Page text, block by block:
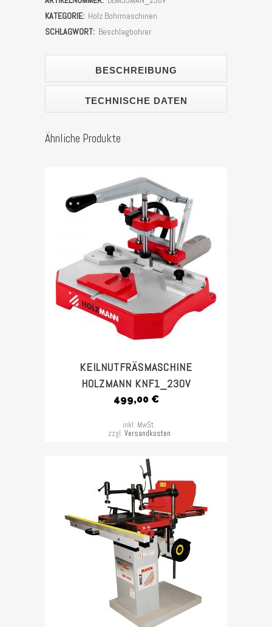
KATEGORIE: Holz Bohrmaschinen
SCHLAGWORT: Beschlagbohrer
BESCHREIBUNG
TECHNISCHE DATEN
Ähnliche Produkte
KEILNUTFRÄSMASCHINE
HOLZMANN KNF1_230V
499,00 €
inkl. MwSt.
zzgl. Versandkosten